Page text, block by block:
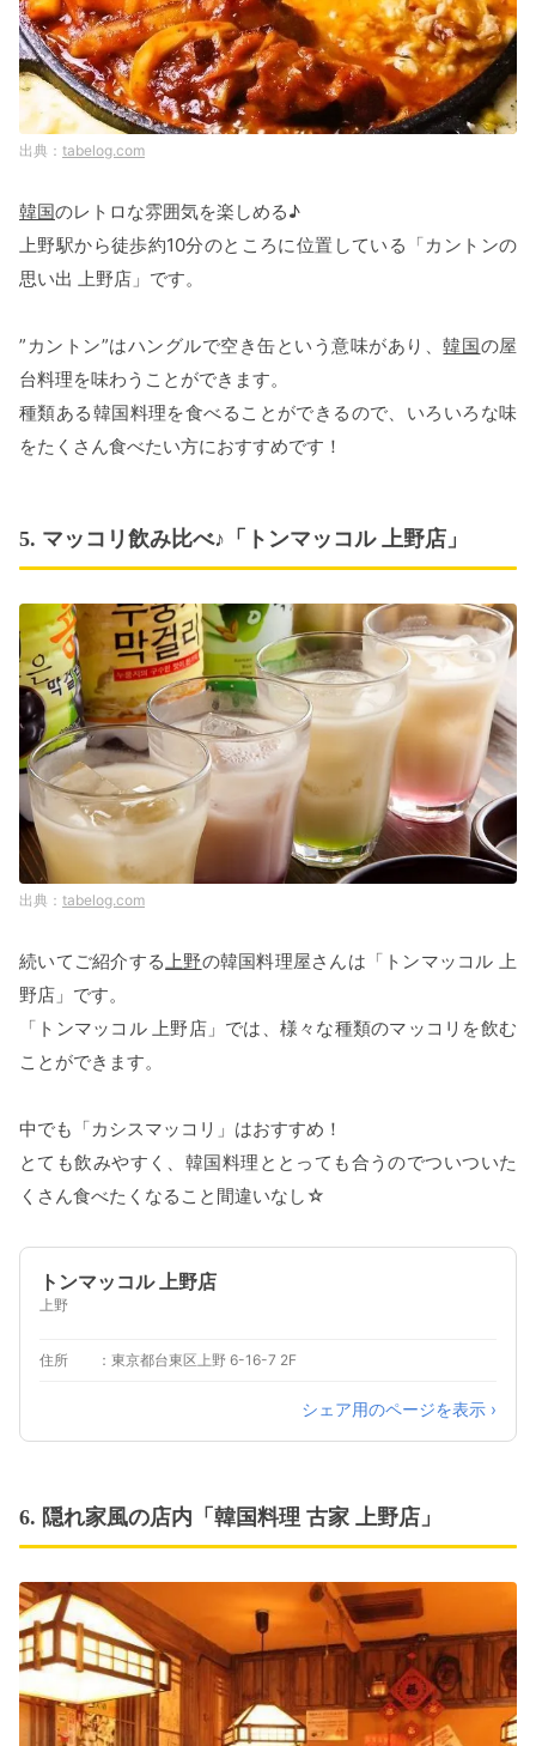
tabelog.com
韓国のレトロな雰囲気を楽しめる♪
上野駅から徒歩約10分のところに位置している「カントンの
思い出 上野店」です。
”カントン”はハングルで空き缶という意味があり、韓国の屋
台料理を味わうことができます。
種類ある韓国料理を食べることができるので、いろいろな味
をたくさん食べたい方におすすめです！
5. マッコリ飲み比べ♪「トンマッコル 上野店」
tabelog.com
続いてご紹介する 上野の韓国料理屋さんは「トンマッコル 上
野店」です。
「トンマッコル 上野店」では、様々な種類のマッコリを飲む
ことができます。
中でも「カシスマッコリ」はおすすめ！
とても飲みやすく、韓国料理ととっても合うのでついついた
くさん食べたくなること間違いなし☆
トンマッコル 上野店
上野
住所 東京都台東区上野 6-16-7 2F
シェア用のページを表示 ›
6. 隠れ家風の店内「韓国料理 古家 上野店」